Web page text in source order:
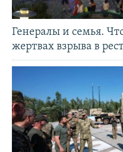
Генералы и семья.
жертвах взрыва в